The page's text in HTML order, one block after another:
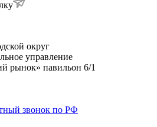
округ
управление
рынок» павильон 6/1
звонок по РФ